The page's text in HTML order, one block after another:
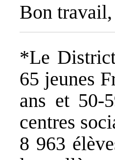
Bon
*Le
65 jeunes
ans et 50-
centres
8 963